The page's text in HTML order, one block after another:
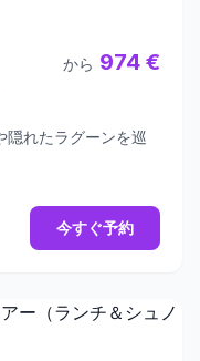
から 974 €
隠れたラグーンを巡
今すぐ予約